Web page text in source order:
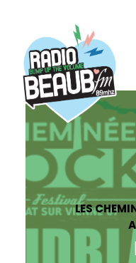
ACTUS
REPLAY
ÉMISSIONS
BOUTIQUE
LES